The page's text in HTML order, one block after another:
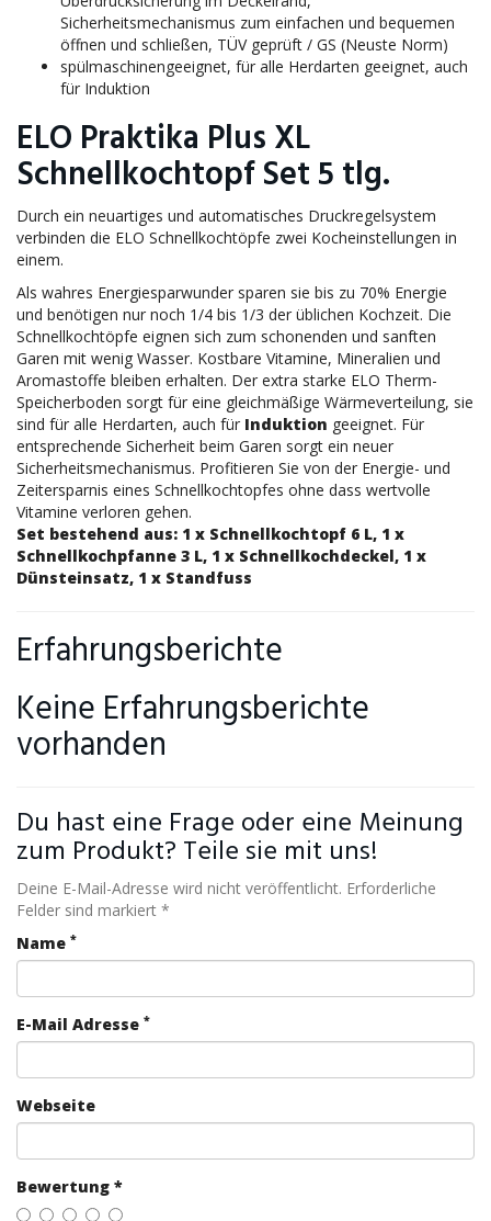
Sicherheitsmechanismus zum einfachen und bequemen
öffnen und schließen, TÜV geprüft / GS (Neuste Norm)
spülmaschinengeeignet, für alle Herdarten geeignet, auch
für Induktion
ELO Praktika Plus XL
Schnellkochtopf Set 5 tlg.
Durch ein neuartiges und automatisches Druckregelsystem
verbinden die ELO Schnellkochtöpfe zwei Kocheinstellungen in
einem.
Als wahres Energiesparwunder sparen sie bis zu 70% Energie
und benötigen nur noch 1/4 bis 1/3 der üblichen Kochzeit. Die
Schnellkochtöpfe eignen sich zum schonenden und sanften
Garen mit wenig Wasser. Kostbare Vitamine, Mineralien und
Aromastoffe bleiben erhalten. Der extra starke ELO Therm-
Speicherboden sorgt für eine gleichmäßige Wärmeverteilung, sie
sind für alle Herdarten, auch für Induktion geeignet. Für
entsprechende Sicherheit beim Garen sorgt ein neuer
Sicherheitsmechanismus. Profitieren Sie von der Energie- und
Zeitersparnis eines Schnellkochtopfes ohne dass wertvolle
Vitamine verloren gehen.
Set bestehend aus: 1 x Schnellkochtopf 6 L, 1 x
Schnellkochpfanne 3 L, 1 x Schnellkochdeckel, 1 x
Dünsteinsatz, 1 x Standfuss
Erfahrungsberichte
Keine Erfahrungsberichte
vorhanden
Du hast eine Frage oder eine Meinung
zum Produkt? Teile sie mit uns!
Deine E-Mail-Adresse wird nicht veröffentlicht. Erforderliche
Felder sind markiert *
Name *
E-Mail Adresse *
Webseite
Bewertung *